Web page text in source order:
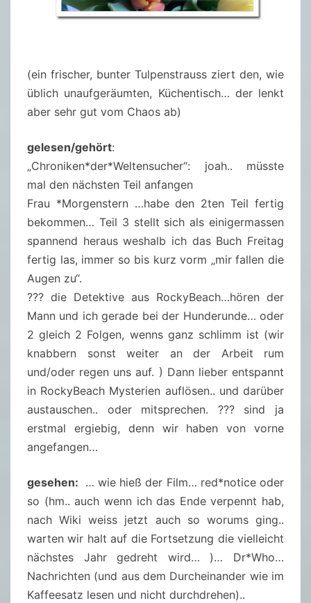
(ein frischer, bunter Tulpenstrauss ziert den, wie
üblich unaufgeräumten, Küchentisch… der lenkt
aber sehr gut vom Chaos ab)
gelesen/gehört:
„Chroniken*der*Weltensucher“: joah.. müsste
mal den nächsten Teil anfangen
Frau *Morgenstern …habe den 2ten Teil fertig
bekommen… Teil 3 stellt sich als einigermassen
spannend heraus weshalb ich das Buch Freitag
fertig las, immer so bis kurz vorm „mir fallen die
Augen zu“.
??? die Detektive aus RockyBeach…hören der
Mann und ich gerade bei der Hunderunde… oder
2 gleich 2 Folgen, wenns ganz schlimm ist (wir
knabbern sonst weiter an der Arbeit rum
und/oder regen uns auf. ) Dann lieber entspannt
in RockyBeach Mysterien auflösen.. und darüber
austauschen.. oder mitsprechen. ??? sind ja
erstmal ergiebig, denn wir haben von vorne
angefangen…
gesehen: … wie hieß der Film… red*notice oder
so (hm.. auch wenn ich das Ende verpennt hab,
nach Wiki weiss jetzt auch so worums ging..
warten wir halt auf die Fortsetzung die vielleicht
nächstes Jahr gedreht wird… )… Dr*Who…
Nachrichten (und aus dem Durcheinander wie im
Kaffeesatz lesen und nicht durchdrehen)..